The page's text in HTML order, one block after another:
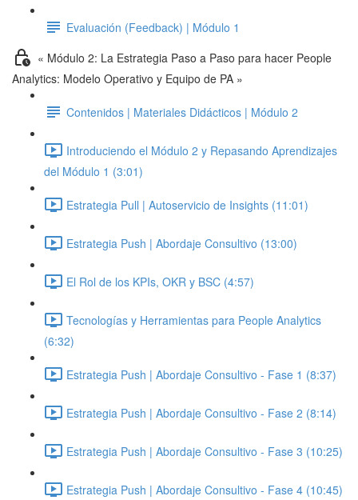
Evaluación (Feedback) | Módulo 1
« Módulo 2: La Estrategia Paso a Paso para hacer People
Analytics: Modelo Operativo y Equipo de PA »
Contenidos | Materiales Didácticos | Módulo 2
Introduciendo el Módulo 2 y Repasando Aprendizajes
del Módulo 1 (3:01)
Estrategia Pull | Autoservicio de Insights (11:01)
Estrategia Push | Abordaje Consultivo (13:00)
El Rol de los KPIs, OKR y BSC (4:57)
Tecnologías y Herramientas para People Analytics
(6:32)
Estrategia Push | Abordaje Consultivo - Fase 1 (8:37)
Estrategia Push | Abordaje Consultivo - Fase 2 (8:14)
Estrategia Push | Abordaje Consultivo - Fase 3 (10:25)
Estrategia Push | Abordaje Consultivo - Fase 4 (10:45)